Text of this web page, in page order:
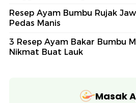
Resep Ayam Bumbu Rujak
Pedas Manis
3 Resep Ayam Bakar Bumbu
Nikmat Buat Lauk
Masak